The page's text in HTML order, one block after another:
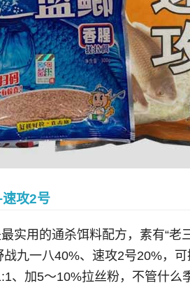
攻2号
实用的通杀饵料配方，素有“老三
九一八40%、速攻2号20%，
、加5～10%拉丝粉，不管什么